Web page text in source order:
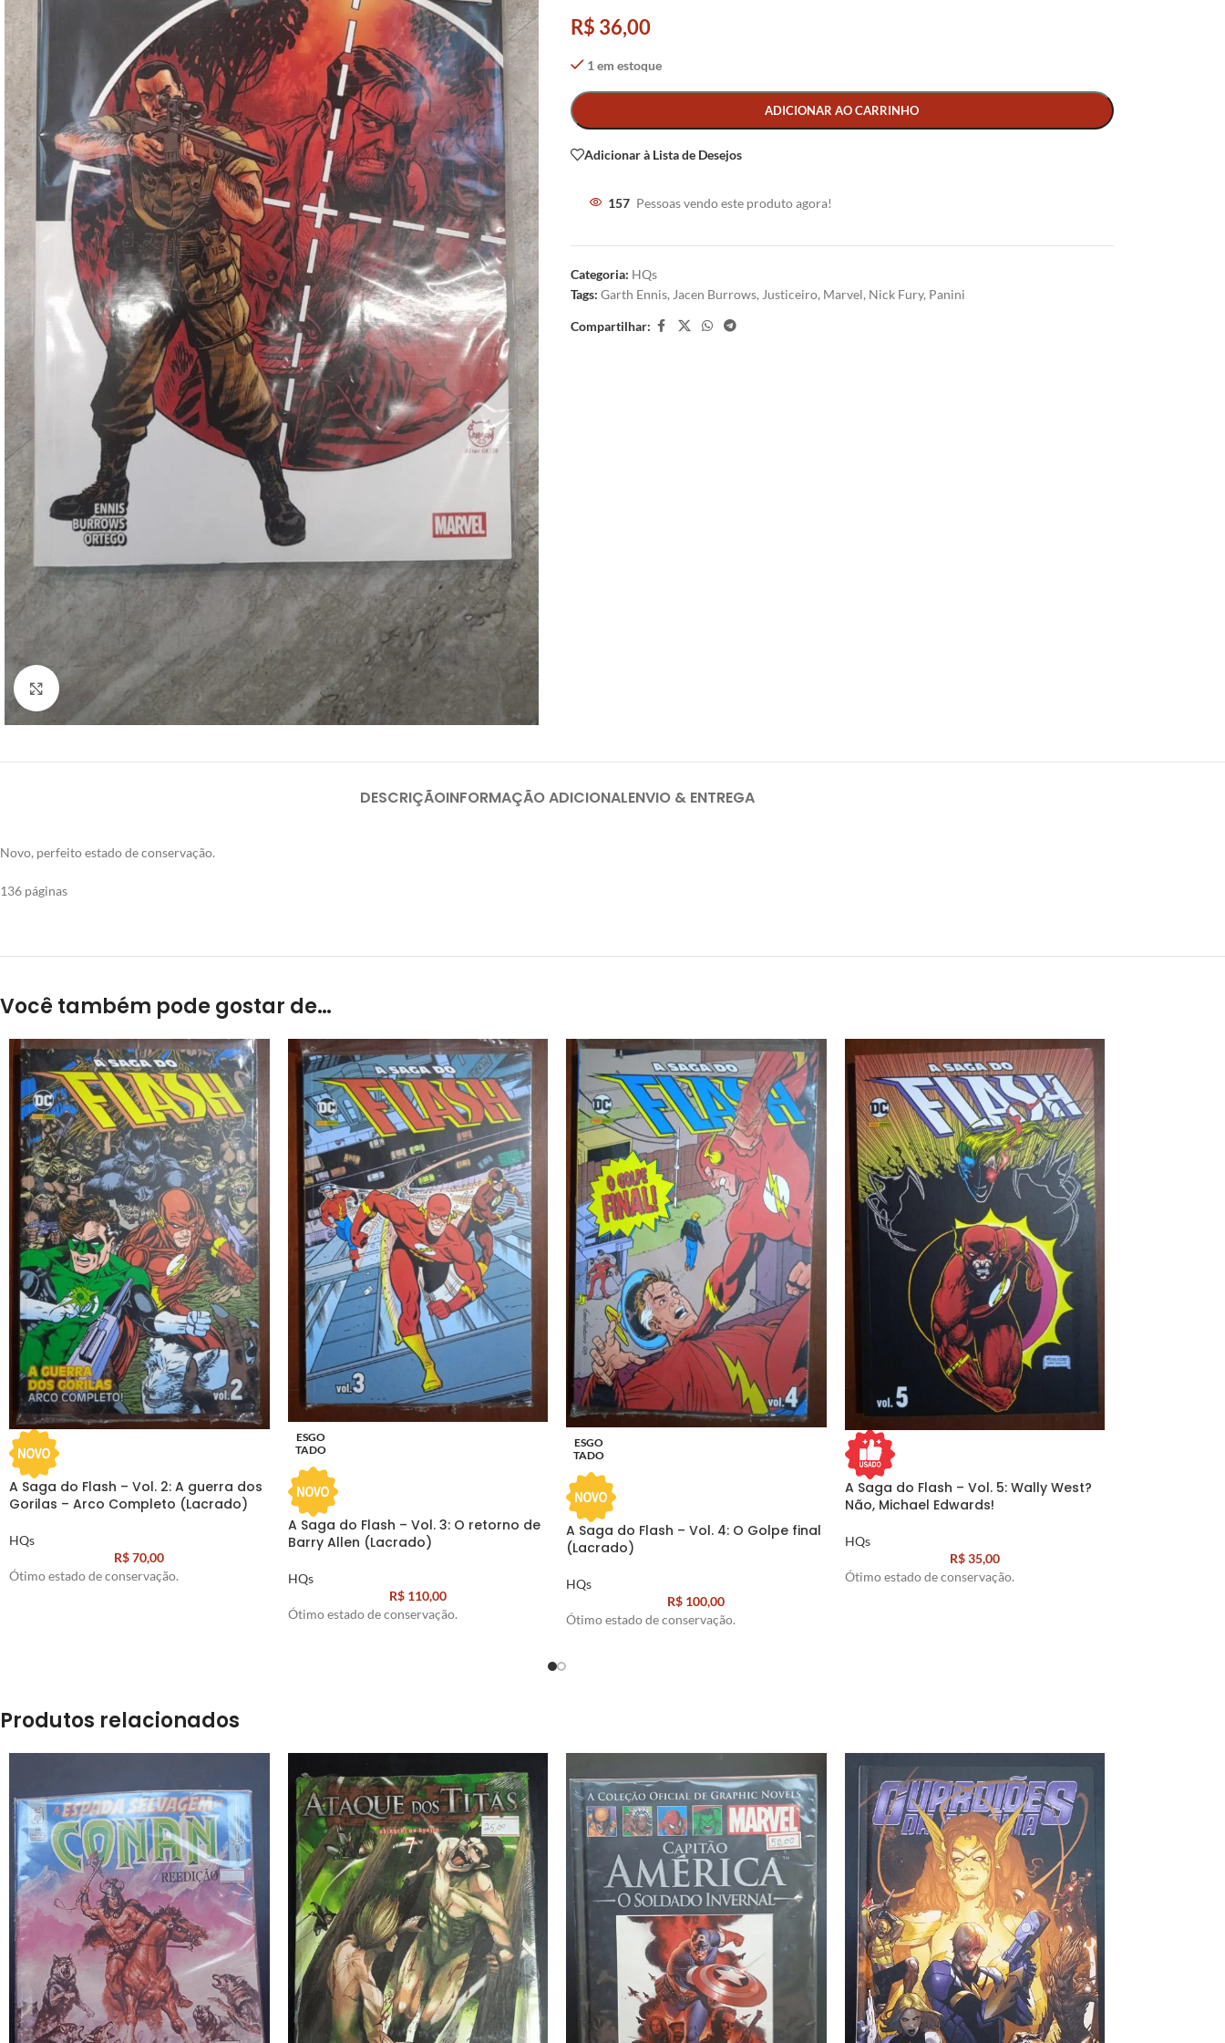
Clique para ampliar
R$ 36,00
1 em estoque
ADICIONAR AO CARRINHO
Alternative:
Adicionar à Lista de Desejos
157 Pessoas vendo este produto agora!
Categoria: HQs
Tags: Garth Ennis, Jacen Burrows, Justiceiro, Marvel, Nick Fury, Panini
Compartilhar:
DESCRIÇÃOINFORMAÇÃO ADICIONALENVIO & ENTREGA
Novo, perfeito estado de conservação.
136 páginas
Você também pode gostar de…
A Saga do Flash – Vol. 2: A guerra dos
Gorilas – Arco Completo (Lacrado)
HQs
R$70,00
Ótimo estado de conservação.
ESGO
TADO
A Saga do Flash – Vol. 3: O retorno de
Barry Allen (Lacrado)
HQs
R$110,00
Ótimo estado de conservação.
ESGO
TADO
A Saga do Flash – Vol. 4: O Golpe final
(Lacrado)
HQs
R$ 100,00
Ótimo estado de conservação.
A Saga do Flash – Vol. 5: Wally West?
Não, Michael Edwards!
HQs
R$35,00
Ótimo estado de conservação.
Produtos relacionados